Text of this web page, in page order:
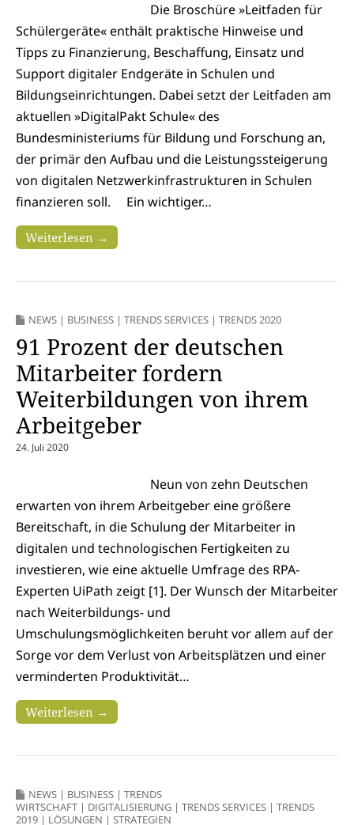
Die Broschüre »Leitfaden für
Schülergeräte« enthält praktische Hinweise und
Tipps zu Finanzierung, Beschaffung, Einsatz und
Support digitaler Endgeräte in Schulen und
Bildungseinrichtungen. Dabei setzt der Leitfaden am
aktuellen »DigitalPakt Schule« des
Bundesministeriums für Bildung und Forschung an,
der primär den Aufbau und die Leistungssteigerung
von digitalen Netzwerkinfrastrukturen in Schulen
finanzieren soll. Ein wichtiger…
Weiterlesen →
NEWS | BUSINESS | TRENDS SERVICES | TRENDS 2020
91 Prozent der deutschen
Mitarbeiter fordern
Weiterbildungen von ihrem
Arbeitgeber
24. Juli 2020
Neun von zehn Deutschen
erwarten von ihrem Arbeitgeber eine größere
Bereitschaft, in die Schulung der Mitarbeiter in
digitalen und technologischen Fertigkeiten zu
investieren, wie eine aktuelle Umfrage des RPA-
Experten UiPath zeigt [1]. Der Wunsch der Mitarbeiter
nach Weiterbildungs- und
Umschulungsmöglichkeiten beruht vor allem auf der
Sorge vor dem Verlust von Arbeitsplätzen und einer
verminderten Produktivität…
Weiterlesen →
NEWS | BUSINESS | TRENDS
WIRTSCHAFT | DIGITALISIERUNG | TRENDS SERVICES | TRENDS
2019 | LÖSUNGEN | STRATEGIEN